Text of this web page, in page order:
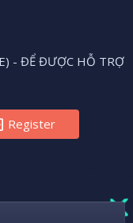
- ĐỂ ĐƯỢC HỖ TRỢ
Register